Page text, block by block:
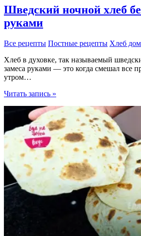
Шведский ночной хлеб
руками
Все рецепты Постные рецепты Хлеб
Хлеб в духовке, так называемый
замеса руками — это когда смешал все
утром…
Шведский
замеса
руками
Читать запись »